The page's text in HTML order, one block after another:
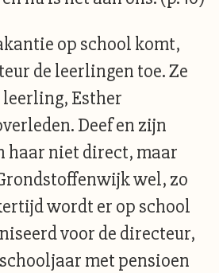
op school komt,
de leerlingen toe. Ze
leerling, Esther
Deef en zijn
haar niet direct, maar
wel, zo
wordt er op school
voor de directeur,
met pensioen